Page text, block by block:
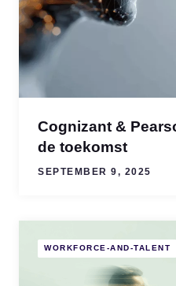
Cognizant &
de toekomst
SEPTEMBER 9, 2025
WORKFORCE-AND-TALENT